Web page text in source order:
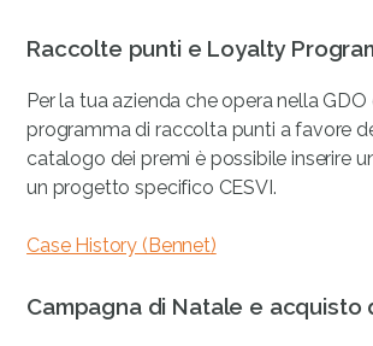
Raccolte punti e Loyalty
Per la tua azienda che opera nella GDO
programma di raccolta punti a favore
catalogo dei premi è possibile inserire
un progetto specifico CESVI.
Case History (Bennet)
Campagna di Natale e acquisto